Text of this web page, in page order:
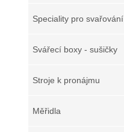
Speciality pro svařování
Svářecí boxy - sušičky
Stroje k pronájmu
Měřidla